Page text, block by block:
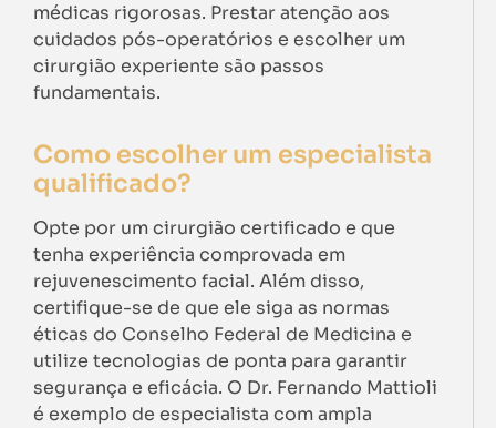
médicas rigorosas. Prestar atenção aos
cuidados pós-operatórios e escolher um
cirurgião experiente são passos
fundamentais.
Como escolher um especialista
qualificado?
Opte por um cirurgião certificado e que
tenha experiência comprovada em
rejuvenescimento facial. Além disso,
certifique-se de que ele siga as normas
éticas do Conselho Federal de Medicina e
utilize tecnologias de ponta para garantir
segurança e eficácia. O Dr. Fernando Mattioli
é exemplo de especialista com ampla